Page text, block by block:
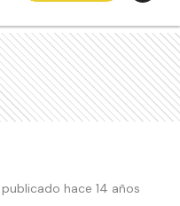
hace 14 años